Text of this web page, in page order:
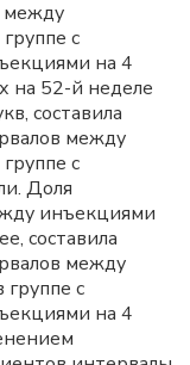
между
с
на 4
на 52-й неделе
составила
между
с
Доля
инъекциями
составила
между
с
на 4